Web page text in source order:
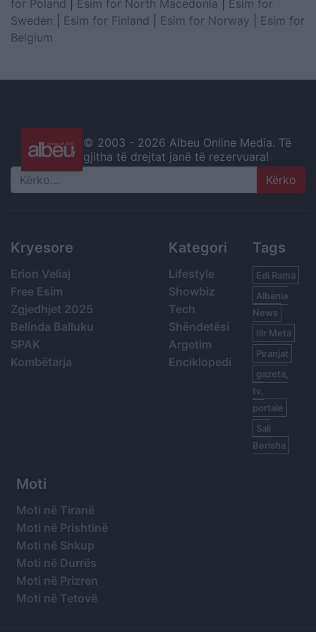
for Poland
Esim for North Macedonia
Esim for
Sweden
Esim for Finland Esim for Norway
Esim for
Belgium
© 2003 - 2026 Albeu Online Media. Të
gjitha të drejtat janë të rezervuara!
Search
Kryesore
Erion Veliaj
Free Esim
Zgjedhjet 2025
Belinda Balluku
SPAK
Kombëtarja
Kategori
Lifestyle
Showbiz
Tech
Shëndetësi
Argetim
Enciklopedi
Tags
Edi Rama
Albania
News
Ilir Meta
Piranjat
gazeta,
tv,
portale
Sali
Berisha
Moti
Moti në Tiranë
Moti në Prishtinë
Moti në Shkup
Moti në Durrës
Moti në Prizren
Moti në Tetovë